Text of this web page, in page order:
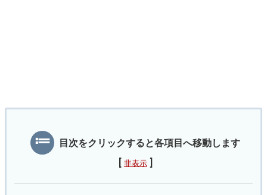
目次をクリックすると各項目へ移動します
[ 非表示 ]